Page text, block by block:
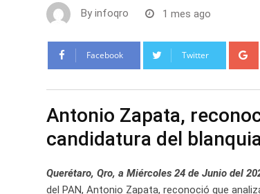
By infoqro 1 mes ago
Facebook Twitter
Antonio Zapata,
candidatura del
Querétaro, Qro, a Miércoles 24 de Junio del
del PAN, Antonio Zapata, reconoció que